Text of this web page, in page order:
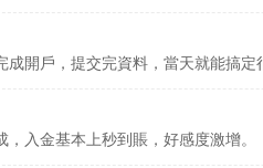
成開戶，提交完資料，當天就能搞定
，入金基本上秒到賬，好感度激增。